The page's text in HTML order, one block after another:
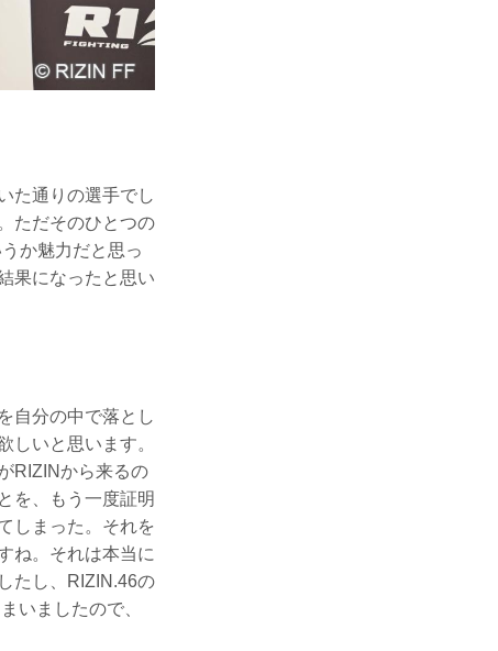
た通りの選手でし
ただそのひとつの
か魅力だと思っ
果になったと思い
自分の中で落とし
しいと思います。
RIZINから来るの
を、もう一度証明
しまった。それを
ね。それは本当に
たし、RIZIN.46の
いましたので、